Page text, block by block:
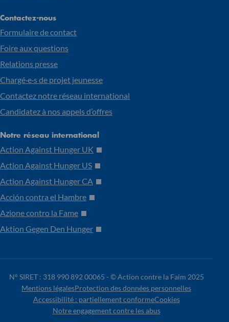
Contactez-nous
Formulaire de contact
Foire aux questions
Relations presse
Chargé·e·s de projet jeunesse
Contactez notre réseau international
Candidatez à nos appels d’offres
Notre réseau international
Action Against Hunger UK
Action Against Hunger US
Action Against Hunger CA
Acción contra el Hambre
Azione contro la Fame
Aktion Gegen Den Hunger
N° SIRET : 318 990 892 00065 - © Action contre la Faim 2025
Mentions légalesProtection des données personnelles
Accessibilité : partiellement conformeCookies
Notre engagement contre les abus